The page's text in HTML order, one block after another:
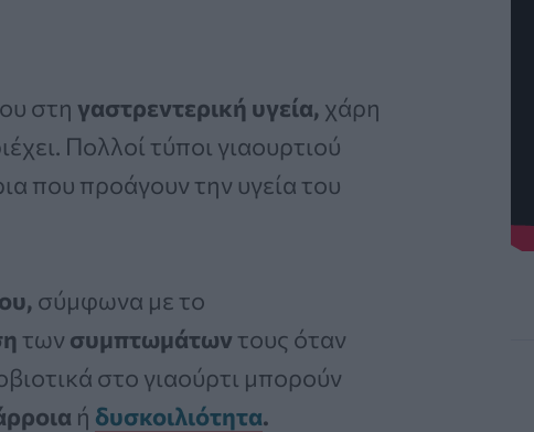
στη γαστρεντερική υγεία, χάρη
Πολλοί τύποι γιαουρτιού
που προάγουν την υγεία του
σύμφωνα με το
των συμπτωμάτων τους όταν
στο γιαούρτι μπορούν
ή δυσκοιλιότητα.